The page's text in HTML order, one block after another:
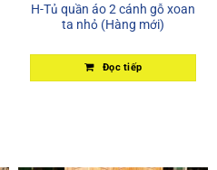
H-Tủ quần áo 2 cánh gỗ xoan
ta nhỏ (Hàng mới)
Đọc tiếp